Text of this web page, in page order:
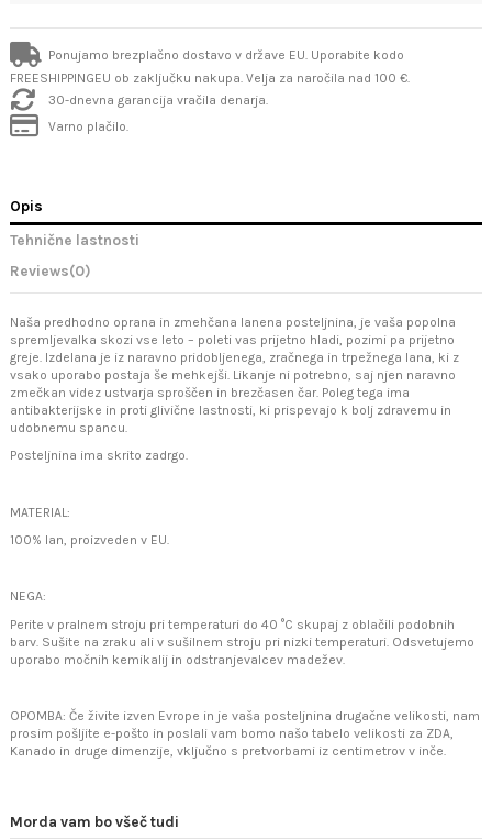
Ponujamo brezplačno dostavo v države EU. Uporabite kodo
FREESHIPPINGEU ob zaključku nakupa. Velja za naročila nad 100 €.
30-dnevna garancija vračila denarja.
Varno plačilo.
Opis
Tehnične lastnosti
Reviews(0)
Naša predhodno oprana in zmehčana lanena posteljnina, je vaša popolna
spremljevalka skozi vse leto – poleti vas prijetno hladi, pozimi pa prijetno
greje. Izdelana je iz naravno pridobljenega, zračnega in trpežnega lana, ki z
vsako uporabo postaja še mehkejši. Likanje ni potrebno, saj njen naravno
zmečkan videz ustvarja sproščen in brezčasen čar. Poleg tega ima
antibakterijske in proti glivične lastnosti, ki prispevajo k bolj zdravemu in
udobnemu spancu.
Posteljnina ima skrito zadrgo.
MATERIAL:
100% lan, proizveden v EU.
NEGA:
Perite v pralnem stroju pri temperaturi do 40 °C skupaj z oblačili podobnih
barv. Sušite na zraku ali v sušilnem stroju pri nizki temperaturi. Odsvetujemo
uporabo močnih kemikalij in odstranjevalcev madežev.
OPOMBA: Če živite izven Evrope in je vaša posteljnina drugačne velikosti, nam
prosim pošljite e-pošto in poslali vam bomo našo tabelo velikosti za ZDA,
Kanado in druge dimenzije, vključno s pretvorbami iz centimetrov v inče.
Morda vam bo všeč tudi